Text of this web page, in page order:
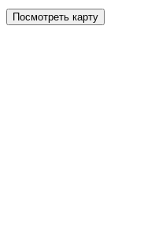
Посмотреть карту